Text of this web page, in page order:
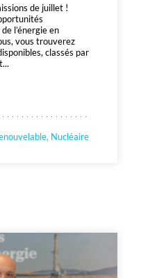
de juillet !
l’énergie en
vous trouverez
classés par
Nucléaire